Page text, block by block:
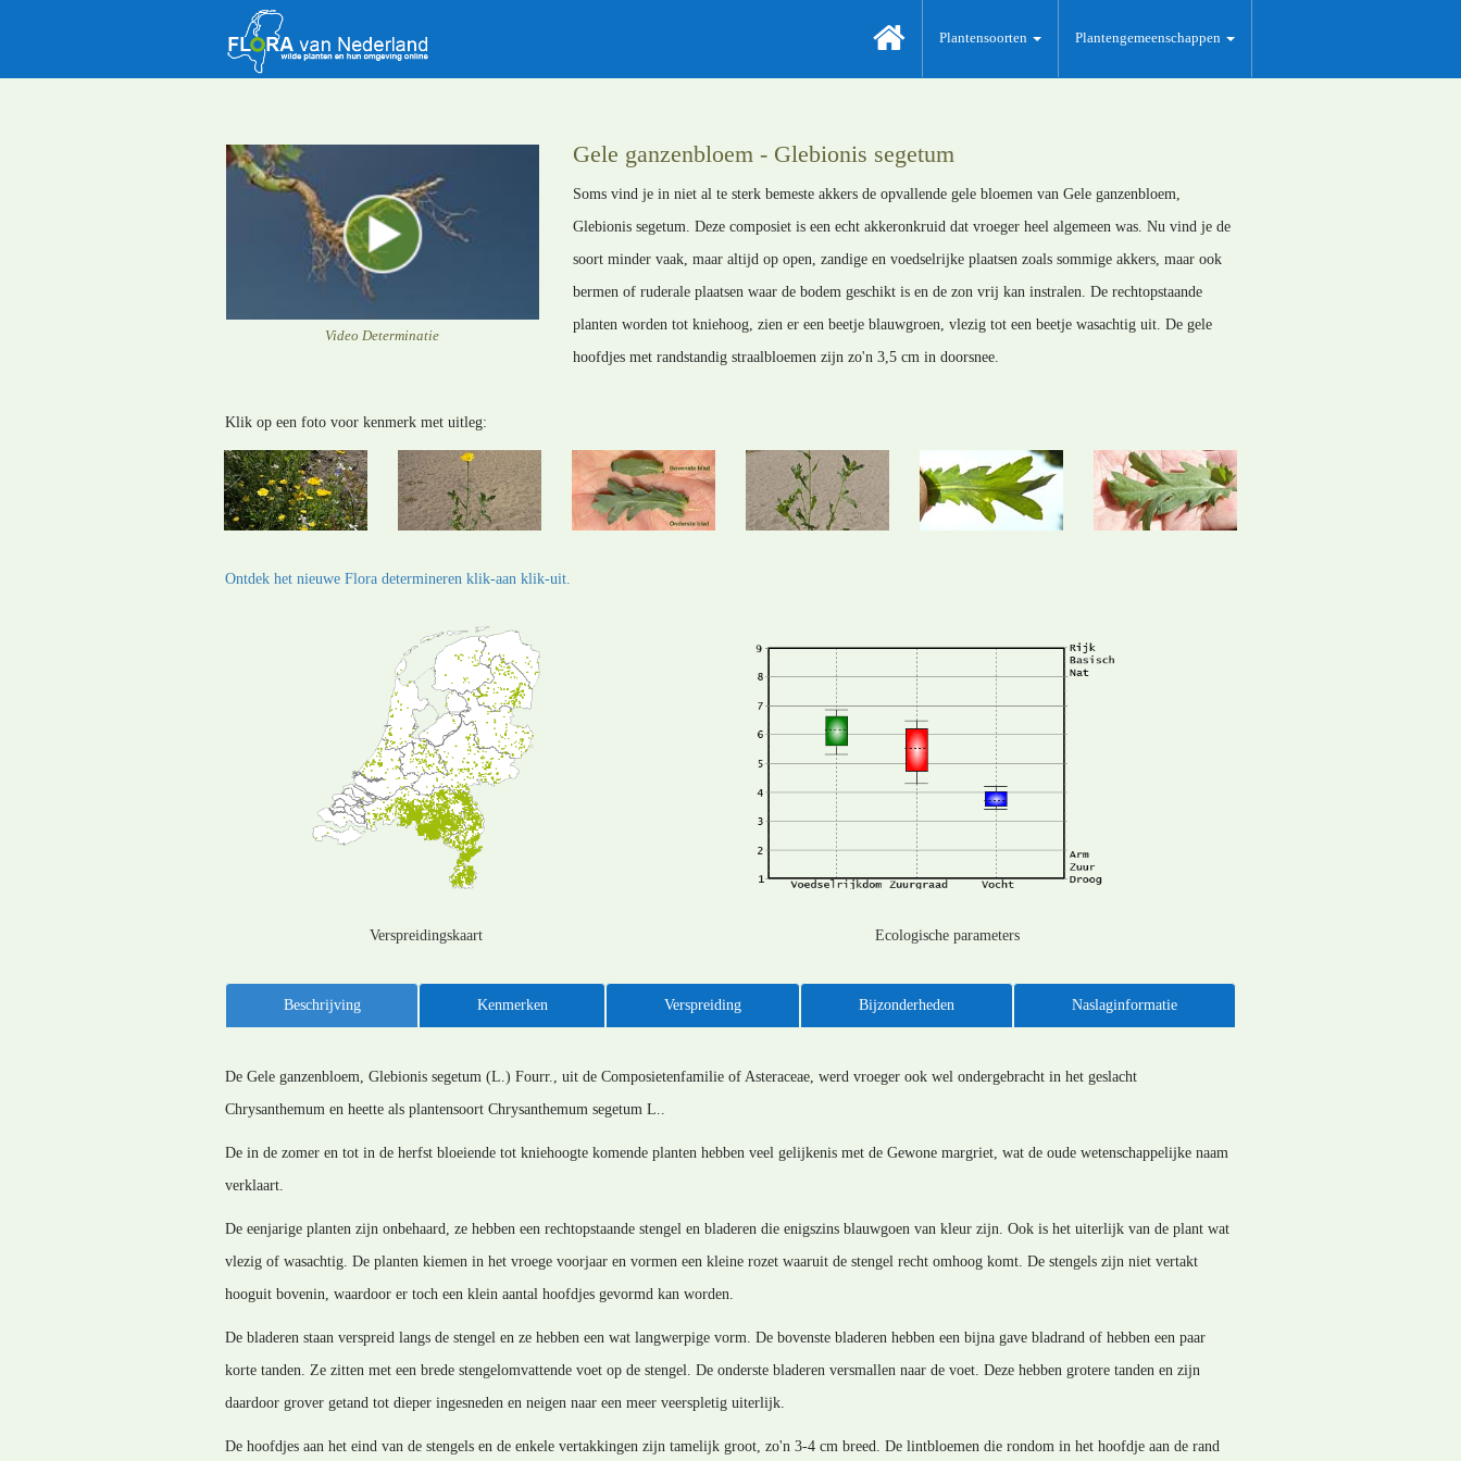
Plantensoorten Plantengemeenschappen
Video Determinatie
Gele ganzenbloem - Glebionis segetum
Soms vind je in niet al te sterk bemeste akkers de opvallende gele bloemen van Gele ganzenbloem,
Glebionis segetum. Deze composiet is een echt akkeronkruid dat vroeger heel algemeen was. Nu vind je de
soort minder vaak, maar altijd op open, zandige en voedselrijke plaatsen zoals sommige akkers, maar ook
bermen of ruderale plaatsen waar de bodem geschikt is en de zon vrij kan instralen. De rechtopstaande
planten worden tot kniehoog, zien er een beetje blauwgroen, vlezig tot een beetje wasachtig uit. De gele
hoofdjes met randstandig straalbloemen zijn zo'n 3,5 cm in doorsnee.
Klik op een foto voor kenmerk met uitleg:
Ontdek het nieuwe Flora determineren klik-aan klik-uit.
Verspreidingskaart Ecologische parameters
Beschrijving Kenmerken Verspreiding Bijzonderheden Naslaginformatie
De Gele ganzenbloem, Glebionis segetum (L.) Fourr., uit de Composietenfamilie of Asteraceae, werd vroeger ook wel ondergebracht in het geslacht
Chrysanthemum en heette als plantensoort Chrysanthemum segetum L..
De in de zomer en tot in de herfst bloeiende tot kniehoogte komende planten hebben veel gelijkenis met de Gewone margriet, wat de oude wetenschappelijke naam
verklaart.
De eenjarige planten zijn onbehaard, ze hebben een rechtopstaande stengel en bladeren die enigszins blauwgoen van kleur zijn. Ook is het uiterlijk van de plant wat
vlezig of wasachtig. De planten kiemen in het vroege voorjaar en vormen een kleine rozet waaruit de stengel recht omhoog komt. De stengels zijn niet vertakt
hooguit bovenin, waardoor er toch een klein aantal hoofdjes gevormd kan worden.
De bladeren staan verspreid langs de stengel en ze hebben een wat langwerpige vorm. De bovenste bladeren hebben een bijna gave bladrand of hebben een paar
korte tanden. Ze zitten met een brede stengelomvattende voet op de stengel. De onderste bladeren versmallen naar de voet. Deze hebben grotere tanden en zijn
daardoor grover getand tot dieper ingesneden en neigen naar een meer veerspletig uiterlijk.
De hoofdjes aan het eind van de stengels en de enkele vertakkingen zijn tamelijk groot, zo'n 3-4 cm breed. De lintbloemen die rondom in het hoofdje aan de rand